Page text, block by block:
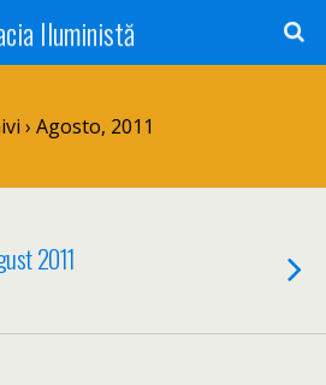
Iluministă
› Agosto, 2011
2011